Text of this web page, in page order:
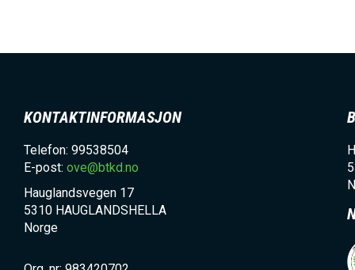
KONTAKTINFORMASJON
Telefon: 99538504
E-post: ove@btkd.no
Hauglandsvegen 17
5310 HAUGLANDSHELLA
Norge